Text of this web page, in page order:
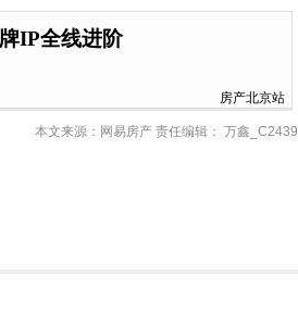
IP全线进阶
房产北京站
本文来源：网易房产 责任编辑： 万鑫_C2439